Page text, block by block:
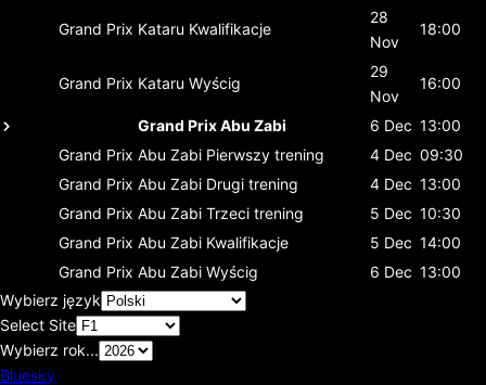
Grand Prix Kataru Kwalifikacje
28
Nov
18:00
Grand Prix Kataru Wyścig
29
Nov
16:00
Grand Prix Abu Zabi 6 Dec 13:00
Grand Prix Abu Zabi Pierwszy trening 4 Dec 09:30
Grand Prix Abu Zabi Drugi trening 4 Dec 13:00
Grand Prix Abu Zabi Trzeci trening 5 Dec 10:30
Grand Prix Abu Zabi Kwalifikacje 5 Dec 14:00
Grand Prix Abu Zabi Wyścig 6 Dec 13:00
Wybierz język
Select Site
Wybierz rok...
Bluesky